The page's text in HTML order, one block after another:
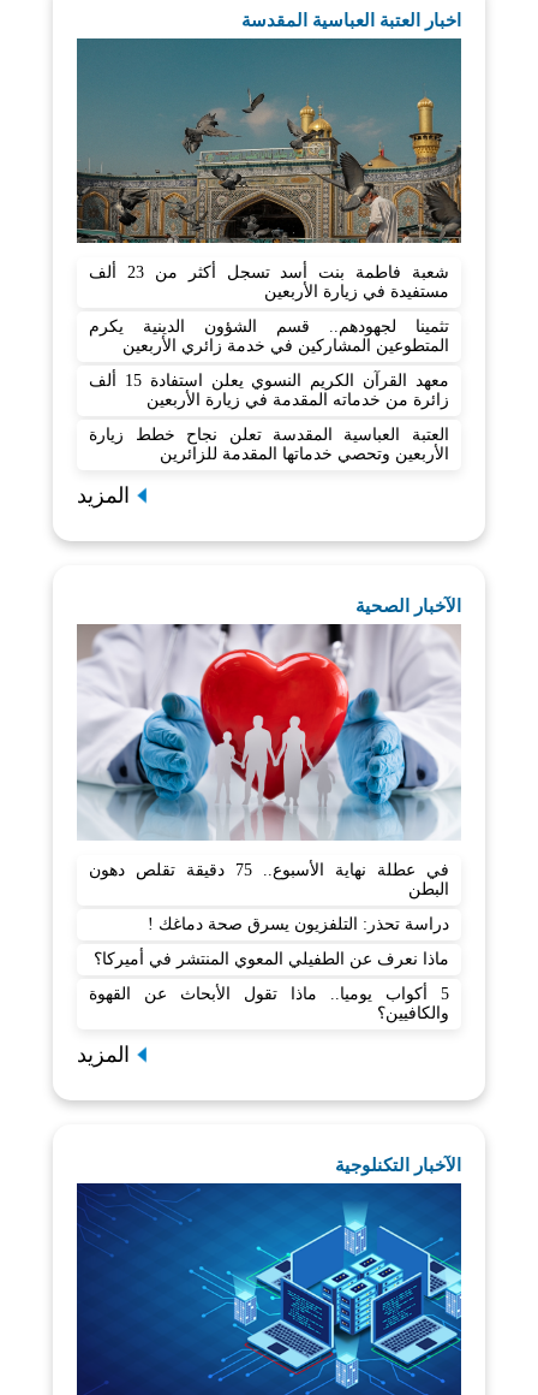
اخبار العتبة العباسية المقدسة
شعبة فاطمة بنت أسد تسجل أكثر من 23 ألف
مستفيدة في زيارة الأربعين
تثمينا لجهودهم.. قسم الشؤون الدينية يكرم
المتطوعين المشاركين في خدمة زائري الأربعين
معهد القرآن الكريم النسوي يعلن استفادة 15 ألف
زائرة من خدماته المقدمة في زيارة الأربعين
العتبة العباسية المقدسة تعلن نجاح خطط زيارة
الأربعين وتحصي خدماتها المقدمة للزائرين
المزيد
الآخبار الصحية
في عطلة نهاية الأسبوع.. 75 دقيقة تقلص دهون
البطن
دراسة تحذر: التلفزيون يسرق صحة دماغك !
ماذا نعرف عن الطفيلي المعوي المنتشر في أميركا؟
5 أكواب يوميا.. ماذا تقول الأبحاث عن القهوة
والكافيين؟
المزيد
الآخبار التكنلوجية